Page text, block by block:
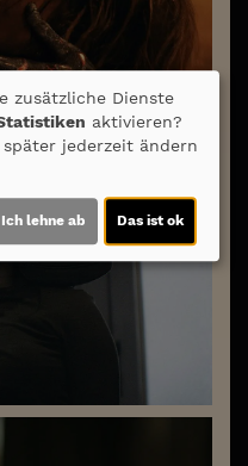
zusätzliche Dienste
aktivieren?
jederzeit ändern
Ich lehne ab Das ist ok